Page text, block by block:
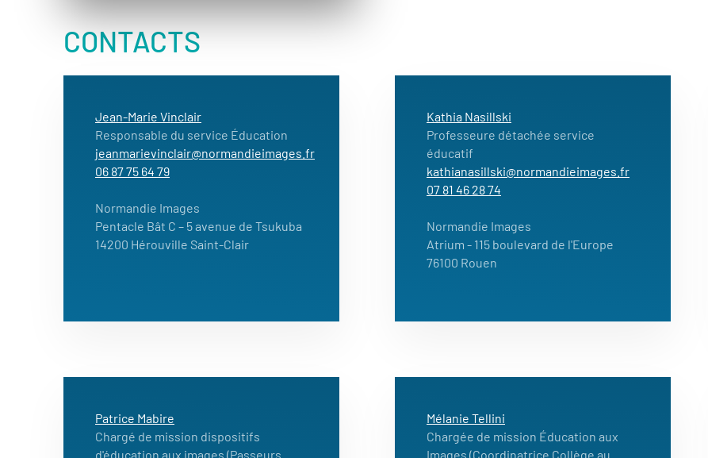
CONTACTS
Jean-Marie Vinclair
Responsable du service Éducation
jeanmarievinclair@normandieimages.fr
06 87 75 64 79
Normandie Images
Pentacle Bât C – 5 avenue de Tsukuba
14200 Hérouville Saint-Clair
Kathia Nasillski
Professeure détachée service
éducatif
kathianasillski@normandieimages.fr
07 81 46 28 74
Normandie Images
Atrium - 115 boulevard de l'Europe
76100 Rouen
Patrice Mabire
Chargé de mission dispositifs
d'éducation aux images (Passeurs
Mélanie Tellini
Chargée de mission Éducation aux
Images (Coordinatrice Collège au